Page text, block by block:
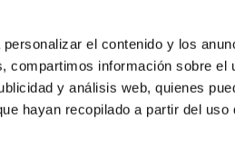
el contenido y los
compartimos información sobre el
y análisis web, quienes
hayan recopilado a partir del uso